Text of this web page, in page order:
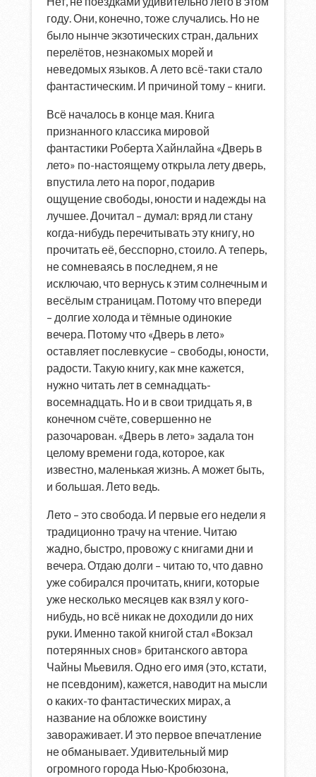
году. Они, конечно, тоже случались. Но не
было нынче экзотических стран, дальних
перелётов, незнакомых морей и
неведомых языков. А лето всё-таки стало
фантастическим. И причиной тому – книги.
Всё началось в конце мая. Книга
признанного классика мировой
фантастики Роберта Хайнлайна «Дверь в
лето» по-настоящему открыла лету дверь,
впустила лето на порог, подарив
ощущение свободы, юности и надежды на
лучшее. Дочитал – думал: вряд ли стану
когда-нибудь перечитывать эту книгу, но
прочитать её, бесспорно, стоило. А теперь,
не сомневаясь в последнем, я не
исключаю, что вернусь к этим солнечным и
весёлым страницам. Потому что впереди
– долгие холода и тёмные одинокие
вечера. Потому что «Дверь в лето»
оставляет послевкусие – свободы, юности,
радости. Такую книгу, как мне кажется,
нужно читать лет в семнадцать-
восемнадцать. Но и в свои тридцать я, в
конечном счёте, совершенно не
разочарован. «Дверь в лето» задала тон
целому времени года, которое, как
известно, маленькая жизнь. А может быть,
и большая. Лето ведь.
Лето – это свобода. И первые его недели я
традиционно трачу на чтение. Читаю
жадно, быстро, провожу с книгами дни и
вечера. Отдаю долги – читаю то, что давно
уже собирался прочитать, книги, которые
уже несколько месяцев как взял у кого-
нибудь, но всё никак не доходили до них
руки. Именно такой книгой стал «Вокзал
потерянных снов» британского автора
Чайны Мьевиля. Одно его имя (это, кстати,
не псевдоним), кажется, наводит на мысли
о каких-то фантастических мирах, а
название на обложке воистину
завораживает. И это первое впечатление
не обманывает. Удивительный мир
огромного города Нью-Кробюзона,